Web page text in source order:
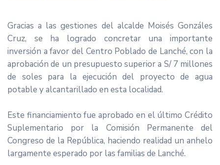
Gracias a las gestiones del alcalde Moisés Gonzáles
Cruz, se ha logrado concretar una importante
inversión a favor del Centro Poblado de Lanché, con la
aprobación de un presupuesto superior a S/ 7 millones
de soles para la ejecución del proyecto de agua
potable y alcantarillado en esta localidad.
Este financiamiento fue aprobado en el último Crédito
Suplementario por la Comisión Permanente del
Congreso de la República, haciendo realidad un anhelo
largamente esperado por las familias de Lanché.